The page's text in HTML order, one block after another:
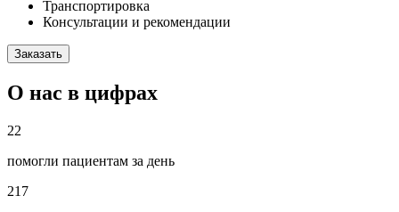
Транспортировка
Консультации и рекомендации
Заказать
О нас в цифрах
22
помогли пациентам за день
217